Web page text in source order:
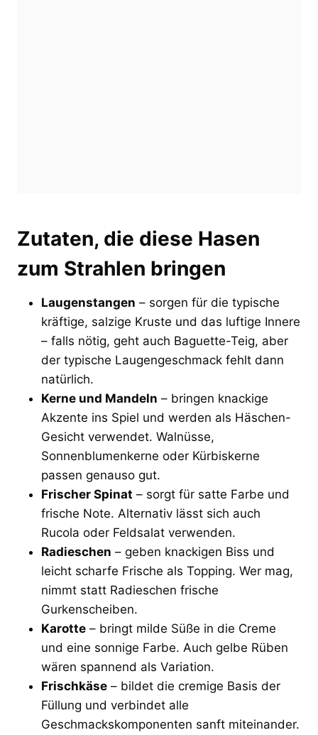
Zutaten, die diese Hasen
zum Strahlen bringen
Laugenstangen – sorgen für die typische
kräftige, salzige Kruste und das luftige Innere
– falls nötig, geht auch Baguette-Teig, aber
der typische Laugengeschmack fehlt dann
natürlich.
Kerne und Mandeln – bringen knackige
Akzente ins Spiel und werden als Häschen-
Gesicht verwendet. Walnüsse,
Sonnenblumenkerne oder Kürbiskerne
passen genauso gut.
Frischer Spinat – sorgt für satte Farbe und
frische Note. Alternativ lässt sich auch
Rucola oder Feldsalat verwenden.
Radieschen – geben knackigen Biss und
leicht scharfe Frische als Topping. Wer mag,
nimmt statt Radieschen frische
Gurkenscheiben.
Karotte – bringt milde Süße in die Creme
und eine sonnige Farbe. Auch gelbe Rüben
wären spannend als Variation.
Frischkäse – bildet die cremige Basis der
Füllung und verbindet alle
Geschmackskomponenten sanft miteinander.